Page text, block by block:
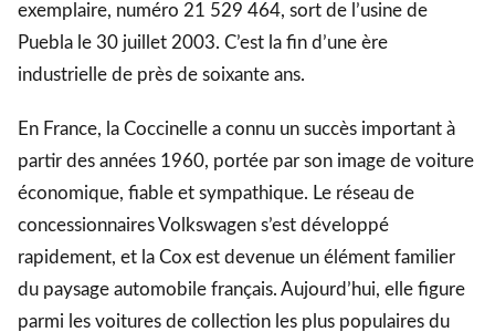
exemplaire, numéro 21 529 464, sort de l’usine de
Puebla le 30 juillet 2003. C’est la fin d’une ère
industrielle de près de soixante ans.
En France, la Coccinelle a connu un succès important à
partir des années 1960, portée par son image de voiture
économique, fiable et sympathique. Le réseau de
concessionnaires Volkswagen s’est développé
rapidement, et la Cox est devenue un élément familier
du paysage automobile français. Aujourd’hui, elle figure
parmi les voitures de collection les plus populaires du